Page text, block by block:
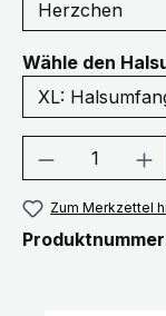
Wähle den
Produkt
Zum Merkzettel